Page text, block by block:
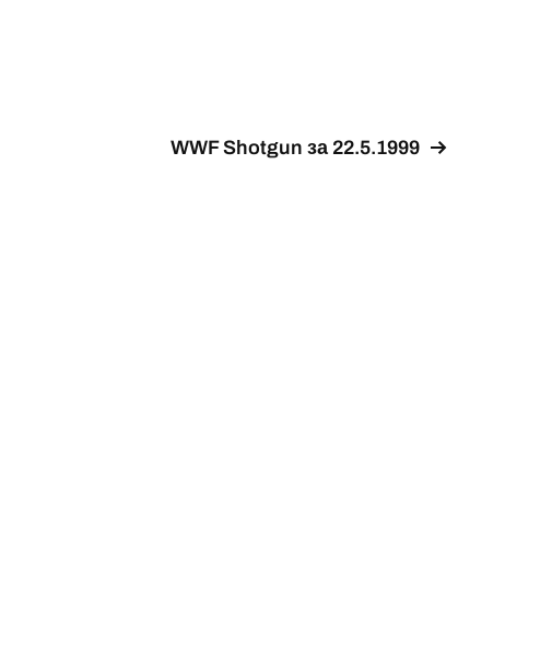
WWF Shotgun за 22.5.1999